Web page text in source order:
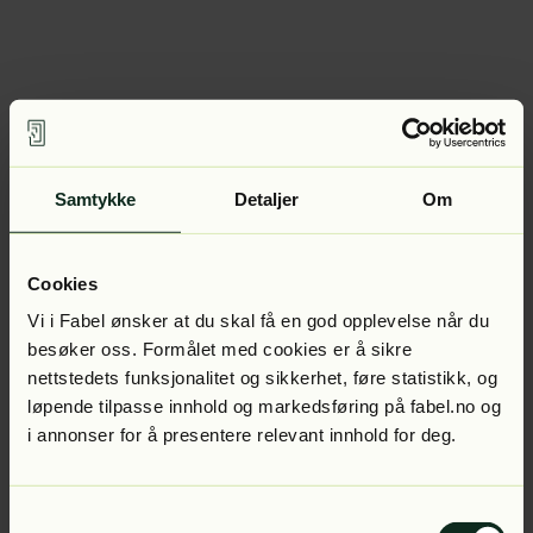
Samtykke Detaljer Om
Cookies
Vi i Fabel ønsker at du skal få en god opplevelse når du
besøker oss. Formålet med cookies er å sikre
nettstedets funksjonalitet og sikkerhet, føre statistikk, og
løpende tilpasse innhold og markedsføring på fabel.no og
i annonser for å presentere relevant innhold for deg.